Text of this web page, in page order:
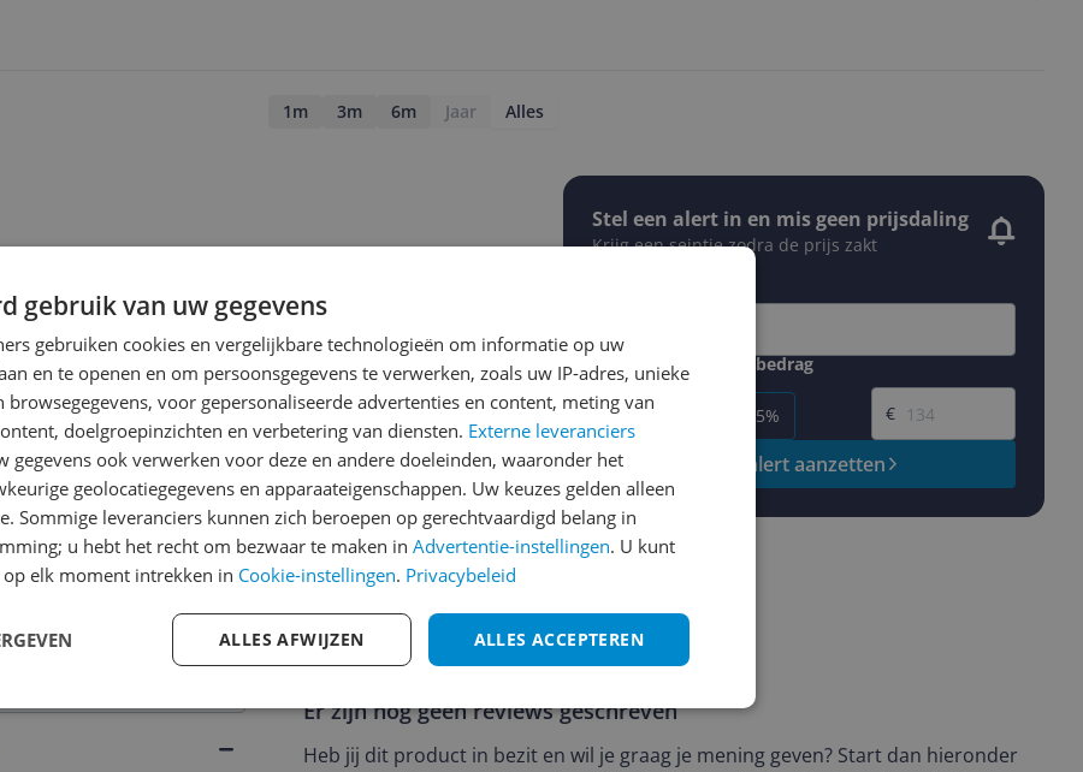
1m 3m 6m Jaar Alles
Stel een alert in en mis geen prijsdaling
Krijg een seintje zodra de prijs zakt
Gewenste daling of bedrag
-5% -15%
Gewenste prijs
€
Prijsalert aanzetten
Reviews
Er zijn nog geen reviews geschreven
Heb jij dit product in bezit en wil je graag je mening geven? Start dan hieronder
gebruik van uw gegevens
gebruiken cookies en vergelijkbare technologieën om informatie op uw
en te openen en om persoonsgegevens te verwerken, zoals uw IP-adres, unieke
browsegegevens, voor gepersonaliseerde advertenties en content, meting van
doelgroepinzichten en verbetering van diensten. Externe leveranciers
gegevens ook verwerken voor deze en andere doeleinden, waaronder het
geolocatiegegevens en apparaateigenschappen. Uw keuzes gelden alleen
Sommige leveranciers kunnen zich beroepen op gerechtvaardigd belang in
u hebt het recht om bezwaar te maken in Advertentie-instellingen. U kunt
elk moment intrekken in Cookie-instellingen. Privacybeleid
ALLES ACCEPTEREN
ALLES AFWIJZEN